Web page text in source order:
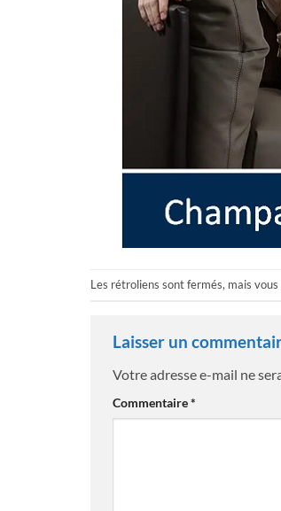
Les rétroliens sont fermés, mais vous
Laisser un
Votre adresse e-mail ne
Commentaire*